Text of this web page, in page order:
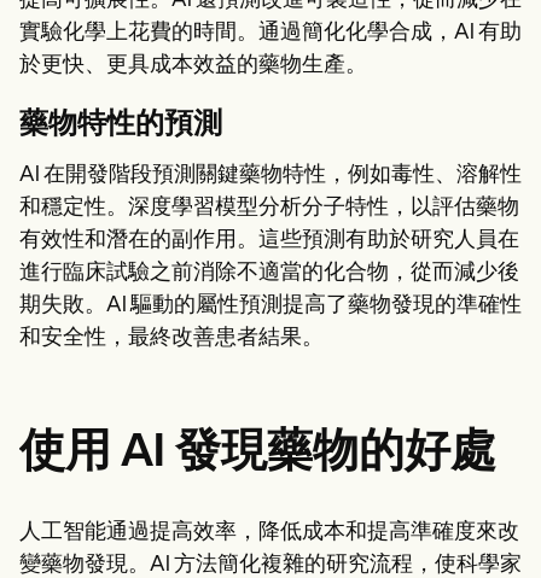
實驗化學上花費的時間。通過簡化化學合成，AI 有助
於更快、更具成本效益的藥物生產。
藥物特性的預測
AI 在開發階段預測關鍵藥物特性，例如毒性、溶解性
和穩定性。深度學習模型分析分子特性，以評估藥物
有效性和潛在的副作用。這些預測有助於研究人員在
進行臨床試驗之前消除不適當的化合物，從而減少後
期失敗。AI 驅動的屬性預測提高了藥物發現的準確性
和安全性，最終改善患者結果。
使用 AI 發現藥物的好處
人工智能通過提高效率，降低成本和提高準確度來改
變藥物發現。AI 方法簡化複雜的研究流程，使科學家